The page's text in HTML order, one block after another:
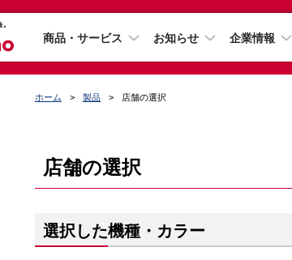
商品・サービス お知らせ 企業情報
ホーム 製品 店舗の選択
店舗の選択
選択した機種・カラー